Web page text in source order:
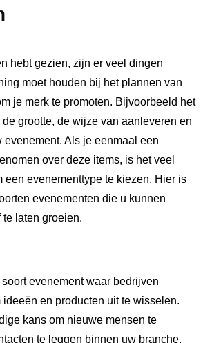
hebt gezien, zijn er veel dingen
moet houden bij het plannen van
je merk te promoten. Bijvoorbeeld het
grootte, de wijze van aanleveren en
evenement. Als je eenmaal een
over deze items, is het veel
een ​​evenementtype te kiezen. Hier is
evenementen die u kunnen
laten groeien.
evenement waar bedrijven
en producten uit te wisselen.
kans om nieuwe mensen te
te leggen binnen uw branche.